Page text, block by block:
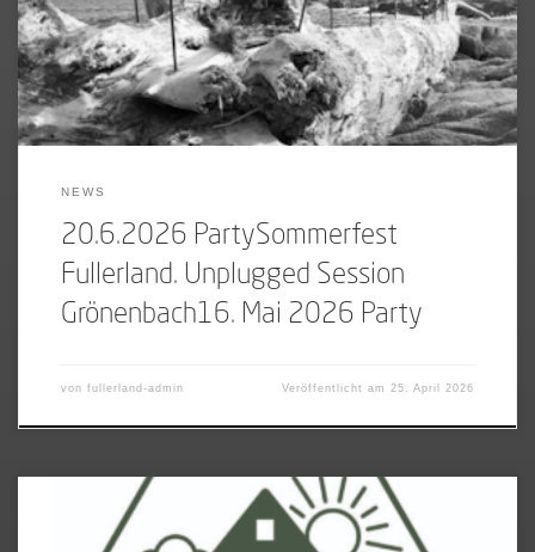
NEWS
20.6.2026 PartySommerfest
Fullerland. Unplugged Session
Grönenbach16. Mai 2026 Party
von fullerland-admin Veröffentlicht am25. April 2026